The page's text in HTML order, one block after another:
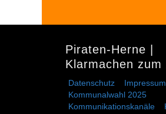
Piraten-Herne |
Klarmachen zum
Datenschutz Impressum
Kommunalwahl 2025
Kommunikationskanäle